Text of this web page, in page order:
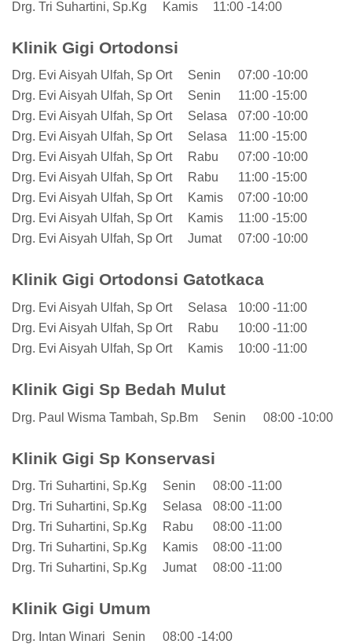
Drg. Tri Suhartini, Sp.Kg Kamis 11:00 -14:00
Klinik Gigi Ortodonsi
Drg. Evi Aisyah Ulfah, Sp Ort Senin
07:00 -10:00
Drg. Evi Aisyah Ulfah, Sp Ort
Senin
11:00 -15:00
Drg. Evi Aisyah Ulfah, Sp Ort
Selasa
07:00 -10:00
Drg. Evi Aisyah Ulfah, Sp Ort
Selasa
11:00 -15:00
Drg. Evi Aisyah Ulfah, Sp Ort
Rabu
07:00 -10:00
Drg. Evi Aisyah Ulfah, Sp Ort
Rabu
11:00 -15:00
Drg. Evi Aisyah Ulfah, Sp Ort
Kamis
07:00 -10:00
Drg. Evi Aisyah Ulfah, Sp Ort
Kamis
11:00 -15:00
Drg. Evi Aisyah Ulfah, Sp Ort
Jumat 07:00 -10:00
Klinik Gigi Ortodonsi Gatotkaca
Drg. Evi Aisyah Ulfah, Sp Ort Selasa
10:00 -11:00
Drg. Evi Aisyah Ulfah, Sp Ort
Rabu
10:00 -11:00
Drg. Evi Aisyah Ulfah, Sp Ort
Kamis 10:00 -11:00
Klinik Gigi Sp Bedah Mulut
Drg. Paul Wisma Tambah, Sp.Bm Senin 08:00 -10:00
Klinik Gigi Sp Konservasi
Drg. Tri Suhartini, Sp.Kg Senin
08:00 -11:00
Drg. Tri Suhartini, Sp.Kg
Selasa
08:00 -11:00
Drg. Tri Suhartini, Sp.Kg
Rabu
08:00 -11:00
Drg. Tri Suhartini, Sp.Kg
Kamis
08:00 -11:00
Drg. Tri Suhartini, Sp.Kg
Jumat 08:00 -11:00
Klinik Gigi Umum
Drg. Intan Winari Senin
08:00 -14:00